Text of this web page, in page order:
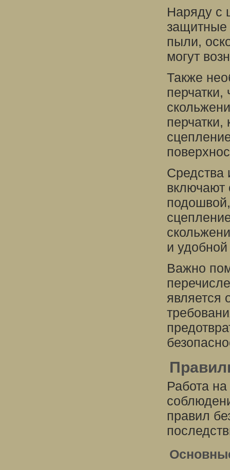
Наряду с
защитные
пыли,
могут
Также
перчатки,
Средства
включают
и
Важно
является
Работа
правил